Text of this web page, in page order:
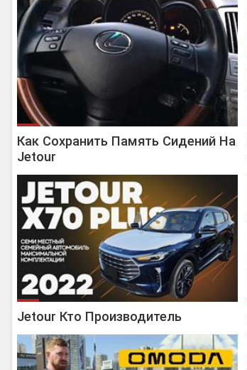
Как Сохранить Память Сидений На
Jetour
Jetour Кто Производитель